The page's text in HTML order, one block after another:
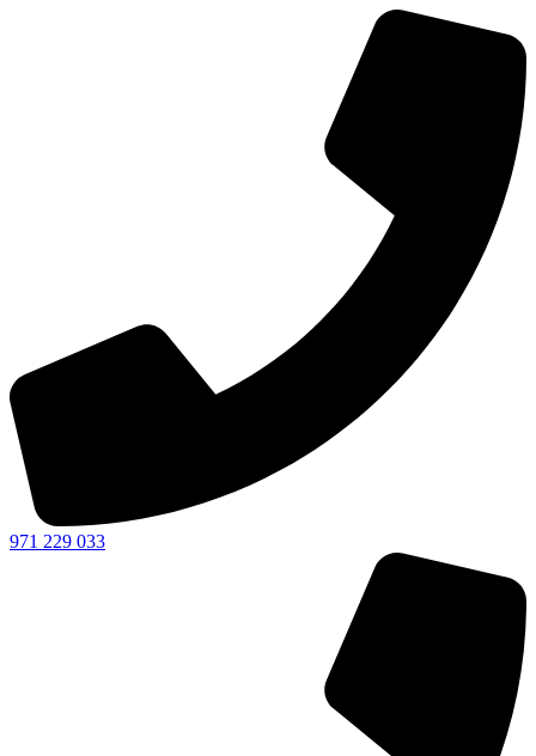
971 229 033